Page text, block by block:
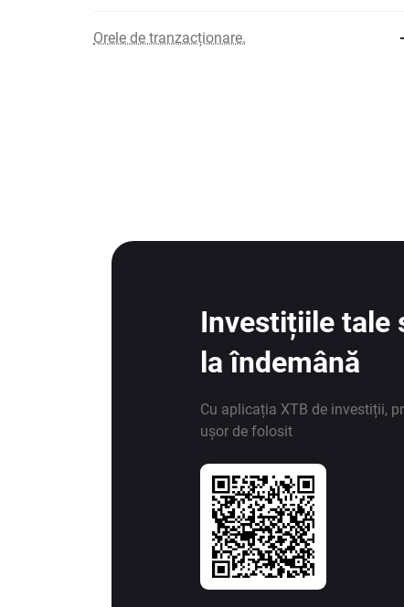
Orele de tranzacționare. -
Investițiile tale
la îndemână
Cu aplicația XTB de investiții,
ușor de folosit